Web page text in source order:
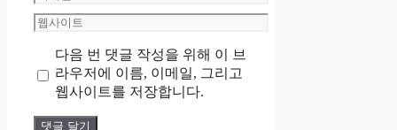
메
일
웹
트
다음 번 댓글 작성을 위해 이 브
라우저에 이름, 이메일, 그리고
웹사이트를 저장합니다.